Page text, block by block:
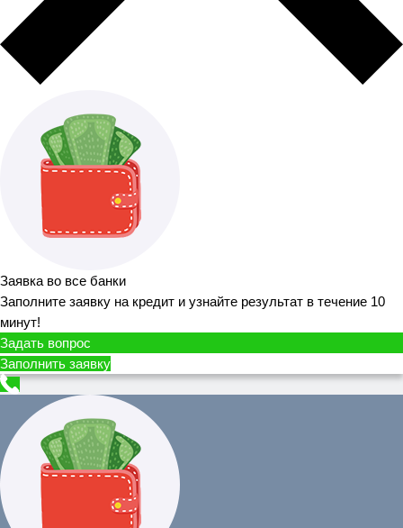
Заявка во все банки
Заполните заявку на кредит и узнайте результат в течение 10
минут!
Задать вопрос
Заполнить заявку